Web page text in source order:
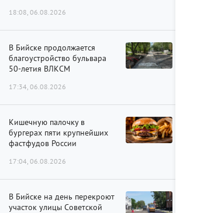
18:08, 06.08.2026
В Бийске продолжается
благоустройство бульвара
50-летия ВЛКСМ
17:34, 06.08.2026
Кишечную палочку в
бургерах пяти крупнейших
фастфудов России
17:04, 06.08.2026
В Бийске на день перекроют
участок улицы Советской